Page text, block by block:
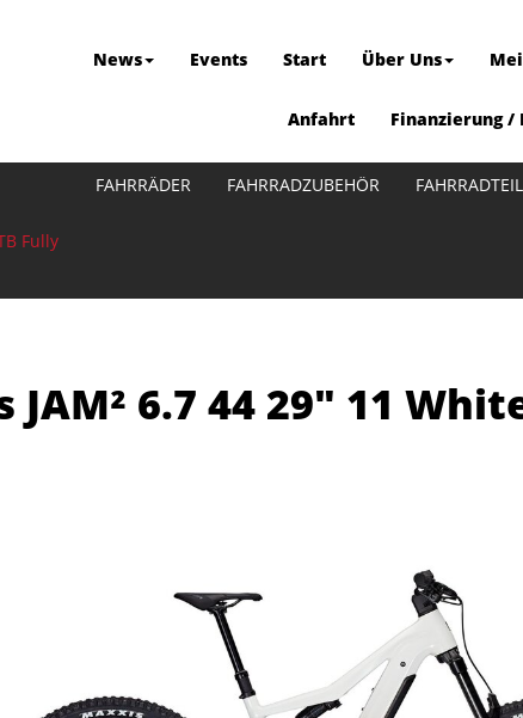
News Events Start Über Uns
Anfahrt Finanzierung /
FAHRRÄDER FAHRRADZUBEHÖR
Fully
JAM² 6.7 44 29" 11